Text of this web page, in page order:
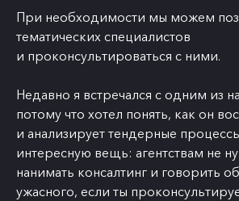
При необходимости мы можем
тематических специалистов
и проконсультироваться с ними.
Недавно я встречался с одним из
потому что хотел понять, как он
и анализирует тендерные
интересную вещь: агентствам не
нанимать консалтинг и говорить
ужасного, если ты